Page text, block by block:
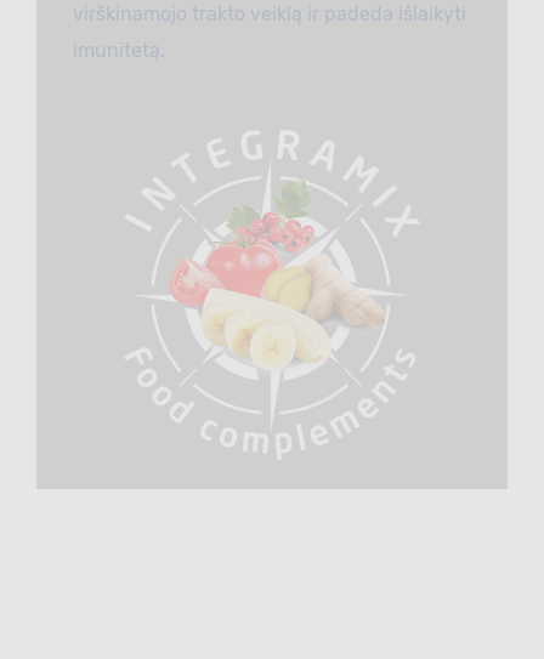
virškinamojo trakto veiklą ir padeda išlaikyti
imunitetą.